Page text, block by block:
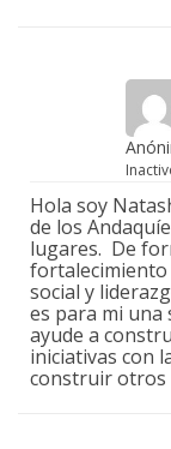
Hola soy
de los
lugares. De
fortalecimiento
social y
es para mi
ayude a
iniciativas con
construir otros